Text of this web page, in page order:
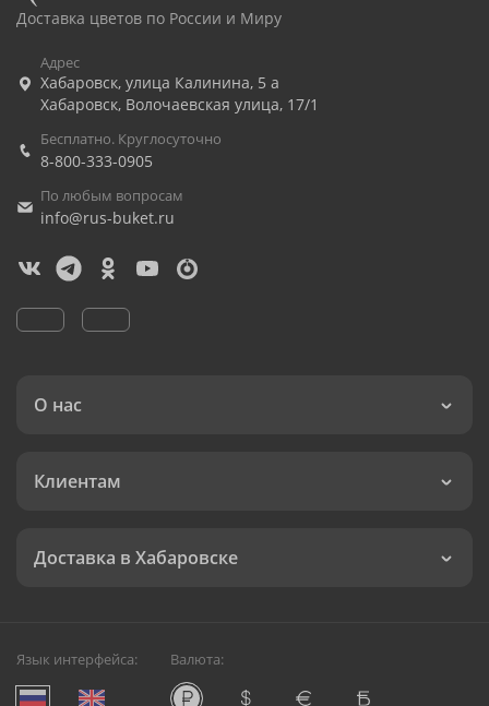
Доставка цветов по России и Миру
Адрес
Хабаровск, улица Калинина, 5 а
Хабаровск, Волочаевская улица, 17/1
Бесплатно. Круглосуточно
8-800-333-0905
По любым вопросам
info@rus-buket.ru
О нас
Клиентам
Доставка в Хабаровске
Язык интерфейса: Валюта: